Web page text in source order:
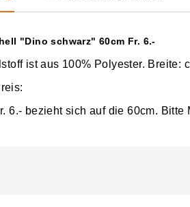
"Dino schwarz" 60cm Fr. 6.-
ist aus 100% Polyester. Breite:
6.- bezieht sich auf die 60cm. Bitte